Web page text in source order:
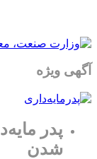
آگهی ویژه
پدر
شدن